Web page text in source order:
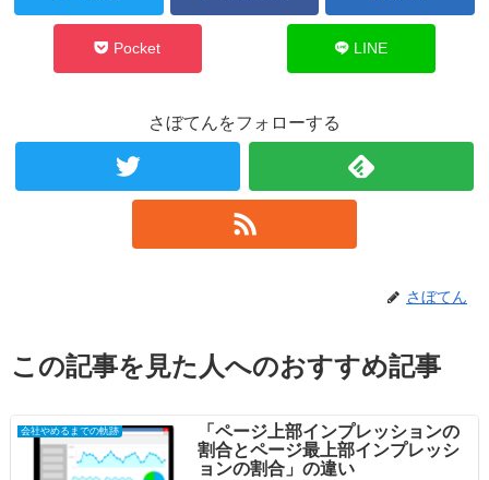
Pocket LINE
さぼてんをフォローする
さぼてん
この記事を見た人へのおすすめ記事
会社やめるまでの軌跡
「ページ上部インプレッションの
割合とページ最上部インプレッシ
ョンの割合」の違い